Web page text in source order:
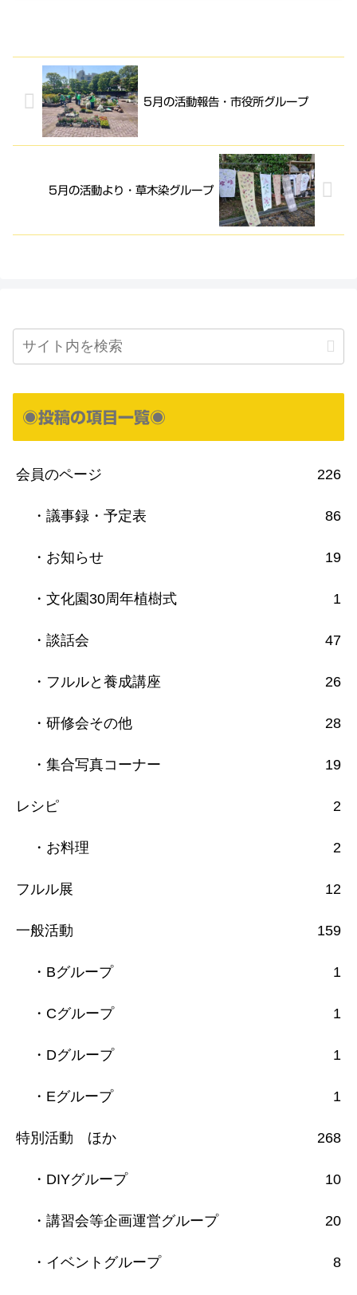
5月の活動報告・市役所グループ
5月の活動より・草木染グループ
◉投稿の項目一覧◉
会員のページ 226
・議事録・予定表 86
・お知らせ 19
・文化園30周年植樹式 1
・談話会 47
・フルルと養成講座 26
・研修会その他 28
・集合写真コーナー 19
レシピ 2
・お料理 2
フルル展 12
一般活動 159
・Bグループ 1
・Cグループ 1
・Dグループ 1
・Eグループ 1
特別活動 ほか 268
・DIYグループ 10
・講習会等企画運営グループ 20
・イベントグループ 8